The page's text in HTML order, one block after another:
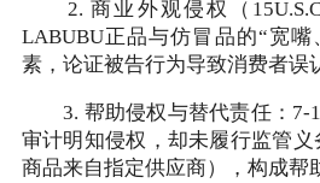
2. 商业外观侵权（
LABUBU正品与仿冒品的“宽
素，论证被告行为导致消费者误
3. 帮助侵权与替代责任：7-
审计明知侵权，却未履行监管
商品来自指定供应商），构成帮